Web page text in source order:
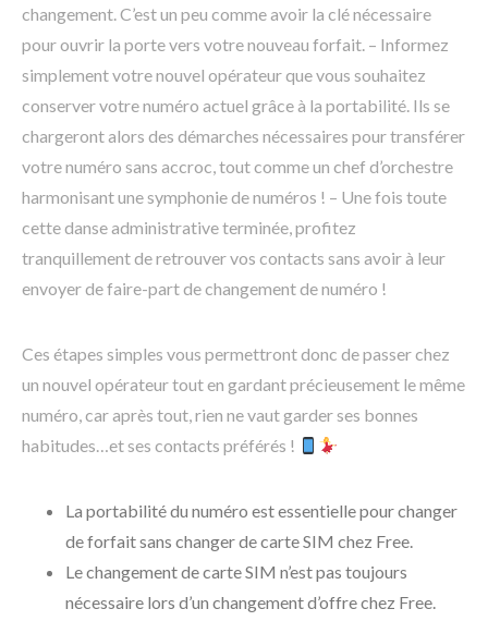
changement. C’est un peu comme avoir la clé nécessaire
pour ouvrir la porte vers votre nouveau forfait. – Informez
simplement votre nouvel opérateur que vous souhaitez
conserver votre numéro actuel grâce à la portabilité. Ils se
chargeront alors des démarches nécessaires pour transférer
votre numéro sans accroc, tout comme un chef d’orchestre
harmonisant une symphonie de numéros ! – Une fois toute
cette danse administrative terminée, profitez
tranquillement de retrouver vos contacts sans avoir à leur
envoyer de faire-part de changement de numéro !
Ces étapes simples vous permettront donc de passer chez
un nouvel opérateur tout en gardant précieusement le même
numéro, car après tout, rien ne vaut garder ses bonnes
habitudes…et ses contacts préférés !
La portabilité du numéro est essentielle pour changer
de forfait sans changer de carte SIM chez Free.
Le changement de carte SIM n’est pas toujours
nécessaire lors d’un changement d’offre chez Free.